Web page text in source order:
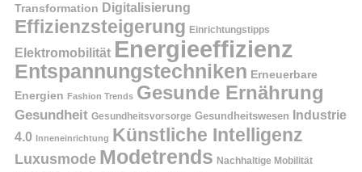
Transformation Digitalisierung
Effizienzsteigerung Einrichtungstipps
Elektromobilität Energieeffizienz
Entspannungstechniken Erneuerbare
Energien Fashion Trends Gesunde Ernährung
Gesundheit Gesundheitsvorsorge Gesundheitswesen Industrie
4.0 Inneneinrichtung Künstliche Intelligenz
Luxusmode Modetrends Nachhaltige Mobilität